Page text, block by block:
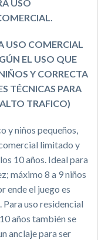
USO
USO COMERCIAL
EL USO QUE
Y CORRECTA
TÉCNICAS PARA
TRAFICO)
y niños pequeños,
limitado y
10 años. Ideal para
máximo 8 a 9 niños
ende el juego es
uso residencial
años también se
anclaje para ser